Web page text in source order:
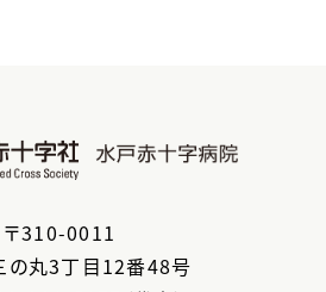
〒310-0011
の丸3丁目12番48号